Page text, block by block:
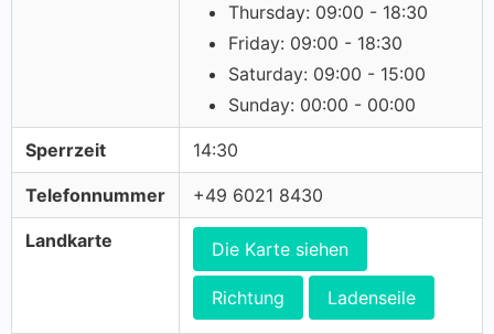
Thursday: 09:00 - 18:30
Friday: 09:00 - 18:30
Saturday: 09:00 - 15:00
Sunday: 00:00 - 00:00
Sperrzeit 14:30
Telefonnummer +49 6021 8430
Landkarte Die Karte siehen
Richtung Ladenseile